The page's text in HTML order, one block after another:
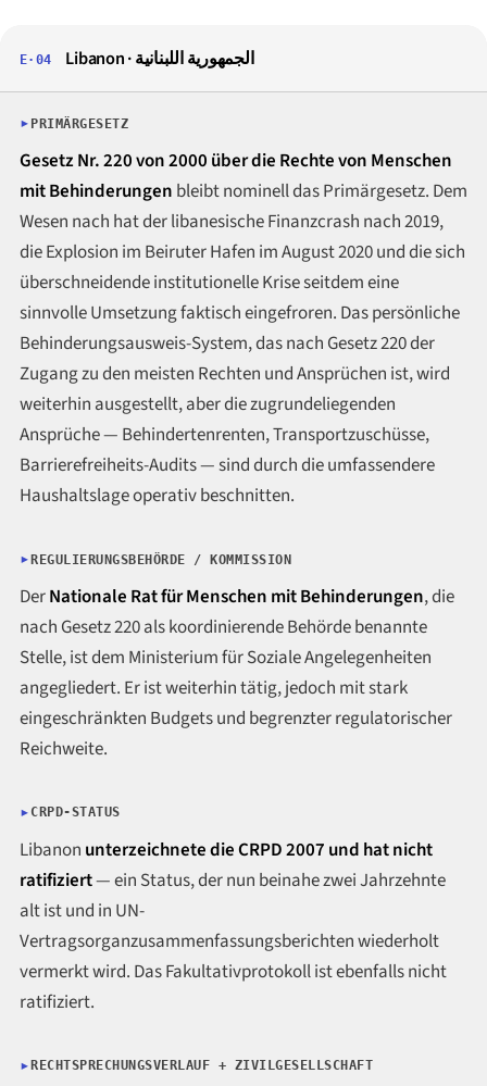
E·04 Libanon ·الجمهورية اللبنانية
PRIMÄRGESETZ
Gesetz Nr. 220 von 2000 über die Rechte von Menschen
mit Behinderungen bleibt nominell das Primärgesetz. Dem
Wesen nach hat der libanesische Finanzcrash nach 2019,
die Explosion im Beiruter Hafen im August 2020 und die sich
überschneidende institutionelle Krise seitdem eine
sinnvolle Umsetzung faktisch eingefroren. Das persönliche
Behinderungsausweis-System, das nach Gesetz 220 der
Zugang zu den meisten Rechten und Ansprüchen ist, wird
weiterhin ausgestellt, aber die zugrundeliegenden
Ansprüche — Behindertenrenten, Transportzuschüsse,
Barrierefreiheits-Audits — sind durch die umfassendere
Haushaltslage operativ beschnitten.
REGULIERUNGSBEHÖRDE / KOMMISSION
DerNationale Rat für Menschen mit Behinderungen, die
nach Gesetz 220 als koordinierende Behörde benannte
Stelle, ist dem Ministerium für Soziale Angelegenheiten
angegliedert. Er ist weiterhin tätig, jedoch mit stark
eingeschränkten Budgets und begrenzter regulatorischer
Reichweite.
CRPD-STATUS
Libanon unterzeichnete die CRPD 2007 und hat nicht
ratifiziert— ein Status, der nun beinahe zwei Jahrzehnte
alt ist und in UN-
Vertragsorganzusammenfassungsberichten wiederholt
vermerkt wird. Das Fakultativprotokoll ist ebenfalls nicht
ratifiziert.
RECHTSPRECHUNGSVERLAUF + ZIVILGESELLSCHAFT